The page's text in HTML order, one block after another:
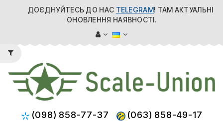
ДОЄДНУЙТЕСЬ ДО НАС TELEGRAM! ТАМ АКТУАЛЬНІ
ОНОВЛЕННЯ НАЯВНОСТІ.
(098) 858-77-37 (063) 858-49-17